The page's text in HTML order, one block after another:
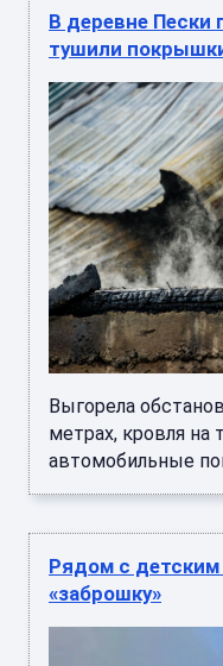
В деревне Пески
тушили
Выгорела
метрах, кровля на
автомобильные
Рядом с
«заброшку»